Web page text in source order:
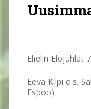
Elielin Elojuhlat
Eeva Kilpi o.s.
Espoo)